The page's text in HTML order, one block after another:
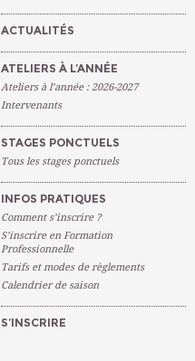
ACTUALITÉS
ATELIERS À L’ANNÉE
Ateliers à l’année : 2026-2027
Intervenants
STAGES PONCTUELS
Tous les stages ponctuels
INFOS PRATIQUES
Comment s’inscrire ?
S’inscrire en Formation
Professionnelle
Tarifs et modes de règlements
Calendrier de saison
S’INSCRIRE